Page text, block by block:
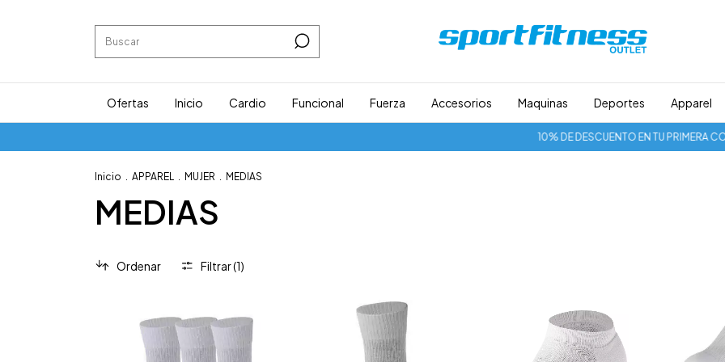
Ofertas Inicio Cardio Funcional Fuerza Accesorios Maquinas Deportes Apparel
10% DE DESCUENTO EN TU PRIMERA
Inicio . APPAREL . MUJER . MEDIAS
MEDIAS
Ordenar Filtrar (1)